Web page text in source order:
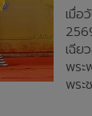
เมื่อ
เฉีย
พระ
พระ